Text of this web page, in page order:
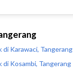
Karawaci, Tangerang
Kosambi, Tangerang